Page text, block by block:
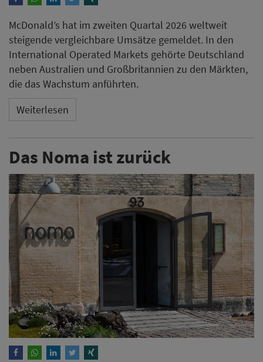
McDonald’s hat im zweiten Quartal 2026 weltweit
steigende vergleichbare Umsätze gemeldet. In den
International Operated Markets gehörte Deutschland
neben Australien und Großbritannien zu den Märkten,
die das Wachstum anführten.
Weiterlesen
Das Noma ist zurück